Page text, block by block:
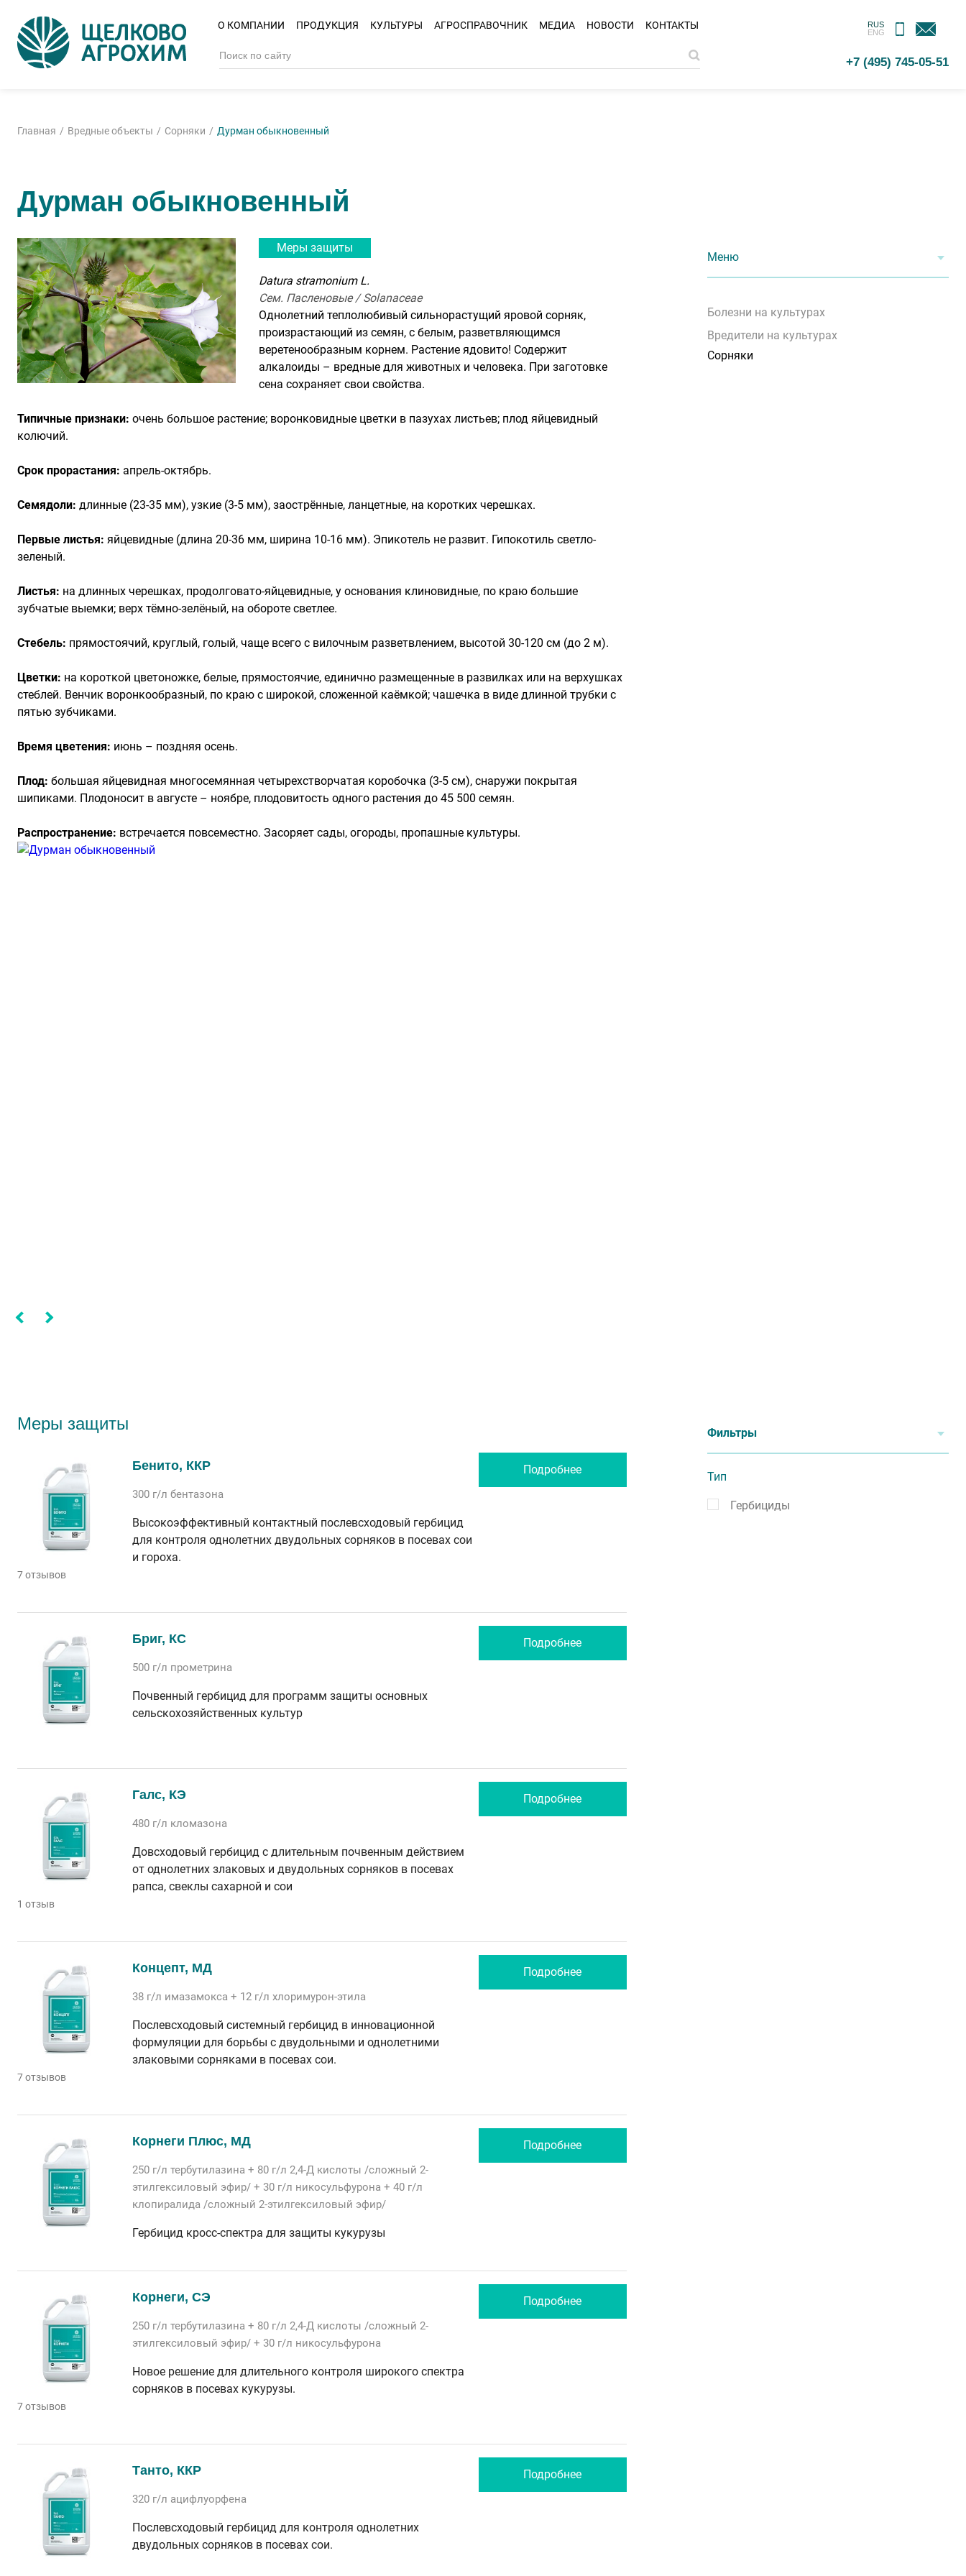
О КОМПАНИИ ПРОДУКЦИЯ КУЛЬТУРЫ АГРОСПРАВОЧНИК МЕДИА НОВОСТИ КОНТАКТЫ
RUS
ENG
МОБИЛЬНОЕ
ПРИЛОЖЕНИЕ
ОБРАТНАЯ
СВЯЗЬ
+7 (495) 745-05-51
Главная Вредные объекты Сорняки Дурман обыкновенный
Дурман обыкновенный
Меры защиты
Datura stramonium L.
Сем. Пасленовые / Solanaceae
Однолетний теплолюбивый сильнорастущий яровой сорняк,
произрастающий из семян, с белым, разветвляющимся
веретенообразным корнем. Растение ядовито! Содержит
алкалоиды – вредные для животных и человека. При заготовке
сена сохраняет свои свойства.
Типичные признаки: очень большое растение; воронковидные цветки в пазухах листьев; плод яйцевидный
колючий.
Срок прорастания: апрель-октябрь.
Семядоли: длинные (23-35 мм), узкие (3-5 мм), заострённые, ланцетные, на коротких черешках.
Первые листья: яйцевидные (длина 20-36 мм, ширина 10-16 мм). Эпикотель не развит. Гипокотиль светло-
зеленый.
Листья: на длинных черешках, продолговато-яйцевидные, у основания клиновидные, по краю большие
зубчатые выемки; верх тёмно-зелёный, на обороте светлее.
Стебель: прямостоячий, круглый, голый, чаще всего с вилочным разветвлением, высотой 30-120 см (до 2 м).
Цветки: на короткой цветоножке, белые, прямостоячие, единично размещенные в развилках или на верхушках
стеблей. Венчик воронкообразный, по краю с широкой, сложенной каёмкой; чашечка в виде длинной трубки с
пятью зубчиками.
Время цветения: июнь – поздняя осень.
Плод: большая яйцевидная многосемянная четырехстворчатая коробочка (3-5 см), снаружи покрытая
шипиками. Плодоносит в августе – ноябре, плодовитость одного растения до 45 500 семян.
Распространение: встречается повсеместно. Засоряет сады, огороды, пропашные культуры.
Меню
Болезни на культурах
Вредители на культурах
Сорняки
Меры защиты
7 отзывов
Бенито, ККР
300 г/л бентазона
Высокоэффективный контактный послевсходовый гербицид
для контроля однолетних двудольных сорняков в посевах сои
и гороха.
Подробнее
Бриг, КС
500 г/л прометрина
Почвенный гербицид для программ защиты основных
сельскохозяйственных культур
Подробнее
1 отзыв
Галс, КЭ
480 г/л кломазона
Довсходовый гербицид с длительным почвенным действием
от однолетних злаковых и двудольных сорняков в посевах
рапса, свеклы сахарной и сои
Подробнее
7 отзывов
Концепт, МД
38 г/л имазамокса + 12 г/л хлоримурон-этила
Послевсходовый системный гербицид в инновационной
формуляции для борьбы с двудольными и однолетними
злаковыми сорняками в посевах сои.
Подробнее
Корнеги Плюс, МД
250 г/л тербутилазина + 80 г/л 2,4-Д кислоты /сложный 2-
этилгексиловый эфир/ + 30 г/л никосульфурона + 40 г/л
клопиралида /сложный 2-этилгексиловый эфир/
Гербицид кросс-спектра для защиты кукурузы
Подробнее
7 отзывов
Корнеги, СЭ
250 г/л тербутилазина + 80 г/л 2,4-Д кислоты /сложный 2-
этилгексиловый эфир/ + 30 г/л никосульфурона
Новое решение для длительного контроля широкого спектра
сорняков в посевах кукурузы.
Подробнее
Танто, ККР
320 г/л ацифлуорфена
Послевсходовый гербицид для контроля однолетних
двудольных сорняков в посевах сои.
Подробнее
Фильтры
Тип
Гербициды